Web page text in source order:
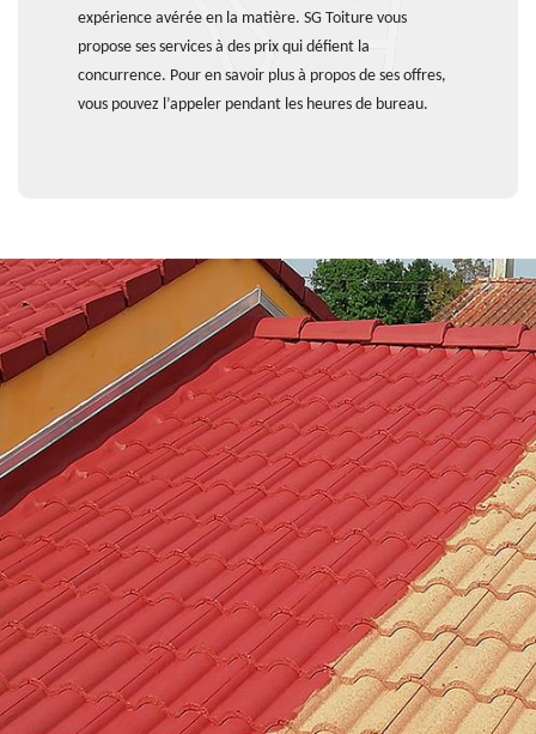
expérience avérée en la matière. SG Toiture vous
propose ses services à des prix qui défient la
concurrence. Pour en savoir plus à propos de ses offres,
vous pouvez l’appeler pendant les heures de bureau.